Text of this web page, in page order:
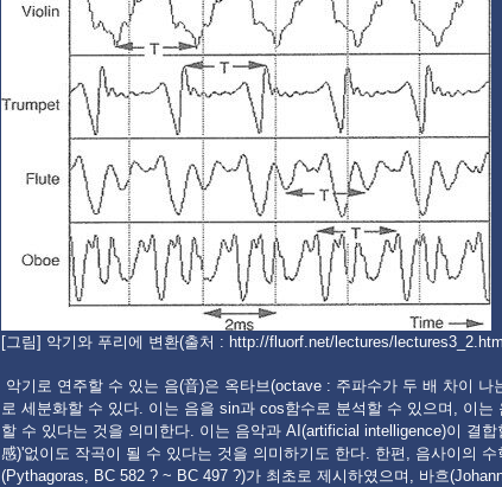
[그림] 악기와 푸리에 변환(출처 : http://fluorf.net/lectures/
악기로 연주할 수 있는 음(音)은 옥타브(octave : 주파수가 두 배 차이 나
로 세분화할 수 있다. 이는 음을 sin과 cos함수로 분석할 수 있으며, 이는
할 수 있다는 것을 의미한다. 이는 음악과 AI(artificial intelligence)이 결
感)'없이도 작곡이 될 수 있다는 것을 의미하기도 한다. 한편, 음사이의
(Pythagoras, BC 582 ? ~ BC 497 ?)가 최초로 제시하였으며, 바흐